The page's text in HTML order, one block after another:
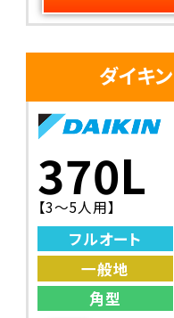
ダイキ
370L
【3～5人用】
フルオート
一般地
角型